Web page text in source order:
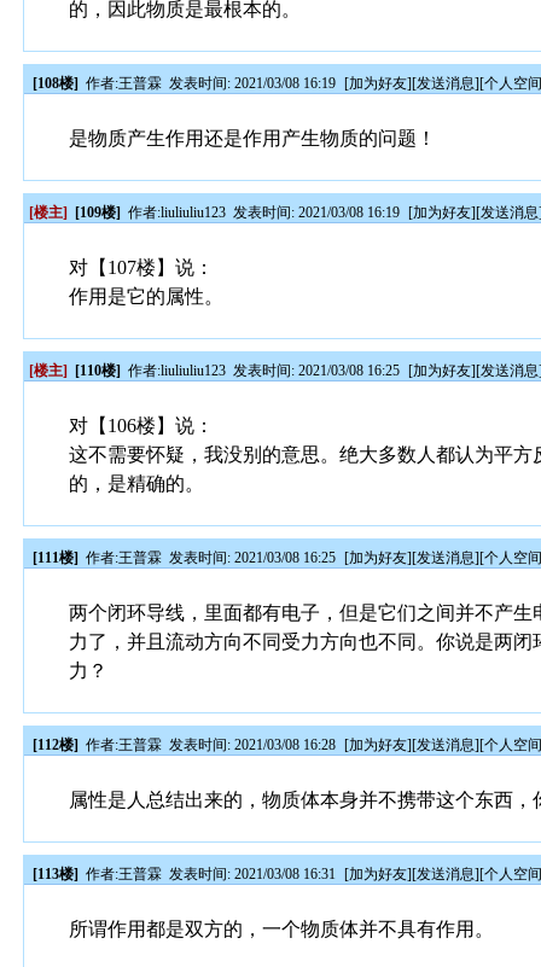
的，因此物质是最根本的。
[108楼] 作者:王普霖 发表时间: 2021/03/08 16:19 [加为好友][发送消息][个人空
是物质产生作用还是作用产生物质的问题！
[楼主] [109楼] 作者:liuliuliu123 发表时间: 2021/03/08 16:19 [加为好友][发送消息
对【107楼】说：
作用是它的属性。
[楼主] [110楼] 作者:liuliuliu123 发表时间: 2021/03/08 16:25 [加为好友][发送消息
对【106楼】说：
这不需要怀疑，我没别的意思。绝大多数人都认为平
的，是精确的。
[111楼] 作者:王普霖 发表时间: 2021/03/08 16:25 [加为好友][发送消息][个人空
两个闭环导线，里面都有电子，但是它们之间并不产
力了，并且流动方向不同受力方向也不同。你说是两
力？
[112楼] 作者:王普霖 发表时间: 2021/03/08 16:28 [加为好友][发送消息][个人空
属性是人总结出来的，物质体本身并不携带这个东西，
[113楼] 作者:王普霖 发表时间: 2021/03/08 16:31 [加为好友][发送消息][个人空
所谓作用都是双方的，一个物质体并不具有作用。